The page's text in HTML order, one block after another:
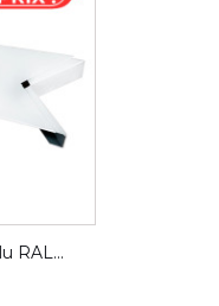
RAL...